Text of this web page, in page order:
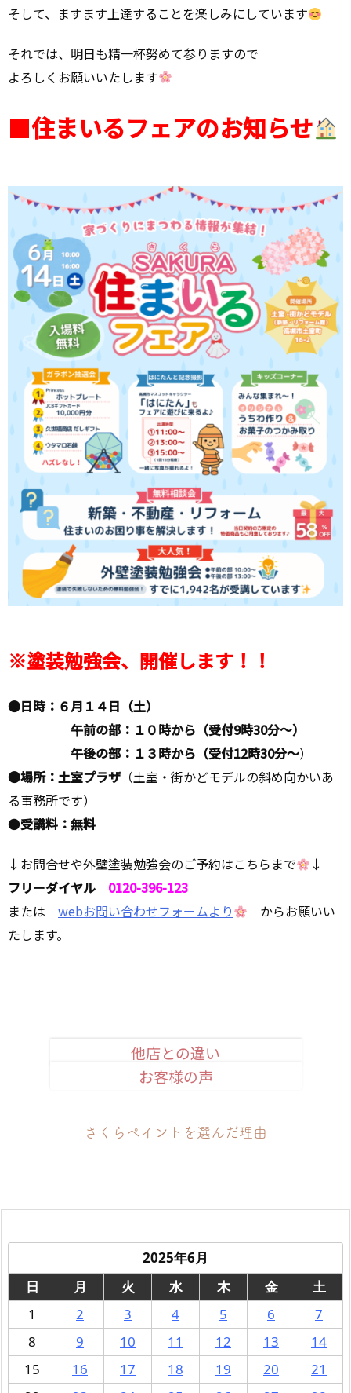
そして、ますます上達することを楽しみにしています
それでは、明日も精一杯努めて参りますので
よろしくお願いいたします
■住まいるフェアのお知らせ
※塗装勉強会、開催します！！
●日時：６月１４日（土）
午前の部：１０時から（受付9時30分～）
午後の部：１３時から（受付12時30分～）
●場所：土室プラザ（土室・街かどモデルの斜め向かいあ
る事務所です）
●受講料：無料
↓お問合せや外壁塗装勉強会のご予約はこちらまで
↓
フリーダイヤル 0120-396-123
または webお問い合わせフォームより
からお願いい
たします。
安心品質のお約束
他店との違い
さくらペイントを選んだ理由
お客様の声
2025年6月
日
月 火 水 木 金
土
1
2 3 4 5 6
7
8
9 10 11 12 13
14
15
16 17 18 19 20
21